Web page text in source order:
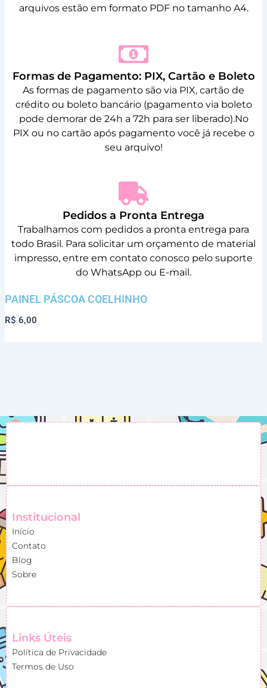
arquivos estão em formato PDF no tamanho A4.
Formas de Pagamento: PIX, Cartão e Boleto
As formas de pagamento são via PIX, cartão de
crédito ou boleto bancário (pagamento via boleto
pode demorar de 24h a 72h para ser liberado).No
PIX ou no cartão após pagamento você já recebe o
seu arquivo!
Pedidos a Pronta Entrega
Trabalhamos com pedidos a pronta entrega para
todo Brasil. Para solicitar um orçamento de material
impresso, entre em contato conosco pelo suporte
do WhatsApp ou E-mail.
PAINEL PÁSCOA COELHINHO
R$ 6,00
Institucional
Início
Contato
Blog
Sobre
Links Úteis
Política de Privacidade
Termos de Uso